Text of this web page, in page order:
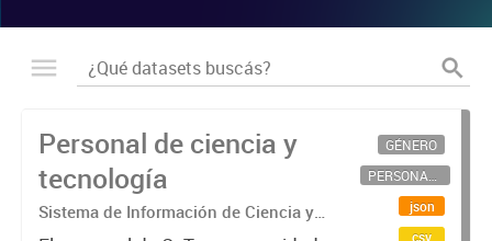
Personal de ciencia y
tecnología
Sistema de Información de Ciencia y
Tecnología Argentino (SICYTAR)
GÉNERO
PERSONAL CIENTÍFICO-TECNOLÓGICO
json
csv